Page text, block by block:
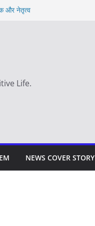
और नेतृत्व
Life.
NEWS COVER STORY